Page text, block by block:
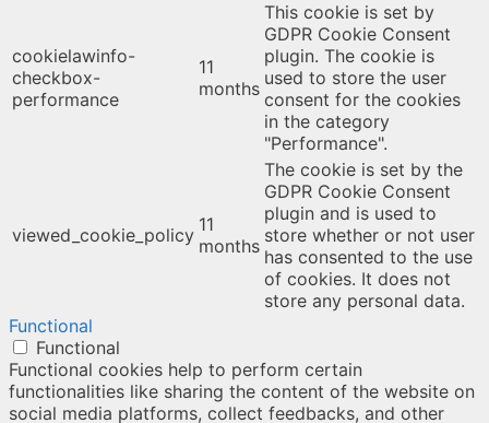
cookielawinfo-
checkbox-
performance
11
months
This cookie is set by
GDPR Cookie Consent
plugin. The cookie is
used to store the user
consent for the cookies
in the category
"Performance".
viewed_cookie_policy 11
months
The cookie is set by the
GDPR Cookie Consent
plugin and is used to
store whether or not user
has consented to the use
of cookies. It does not
store any personal data.
Functional
Functional
Functional cookies help to perform certain
functionalities like sharing the content of the website on
social media platforms, collect feedbacks, and other